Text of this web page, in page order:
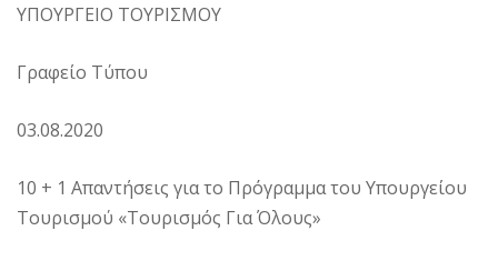
ΥΠΟΥΡΓΕΙΟ ΤΟΥΡΙΣΜΟΥ
Γραφείο Τύπου
03.08.2020
10 + 1 Απαντήσεις για το Πρόγραμμα του Υπουργείου
Τουρισμού «Τουρισμός Για Όλους»